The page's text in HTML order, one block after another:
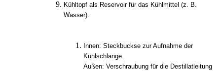
Kühltopf als Reservoir für das Kühlmittel (z. B.
Wasser).
Innen: Steckbuckse zur Aufnahme der
Kühlschlange.
Außen: Verschraubung für die Destillatleitung